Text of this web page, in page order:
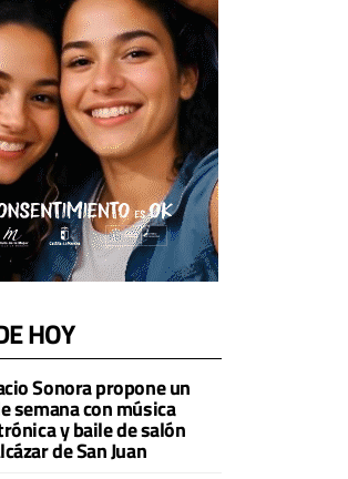
HOY
Sonora propone un
semana con música
y baile de salón
de San Juan